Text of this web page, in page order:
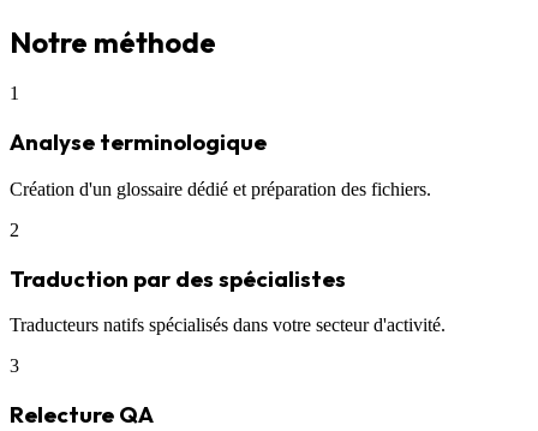
Notre méthode
1
Analyse terminologique
Création d'un glossaire dédié et préparation des fichiers.
2
Traduction par des spécialistes
Traducteurs natifs spécialisés dans votre secteur d'activité.
3
Relecture QA